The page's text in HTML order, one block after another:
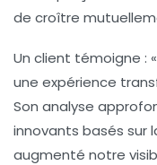
de croître
Un client témoigne :
une expérience
Son analyse
innovants basés sur
augmenté notre